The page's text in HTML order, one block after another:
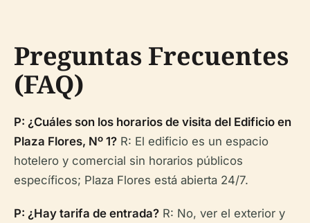
Preguntas Frecuentes
(FAQ)
P: ¿Cuáles son los horarios de visita del Edificio en
Plaza Flores, Nº 1? R: El edificio es un espacio
hotelero y comercial sin horarios públicos
específicos; Plaza Flores está abierta 24/7.
P: ¿Hay tarifa de entrada? R: No, ver el exterior y